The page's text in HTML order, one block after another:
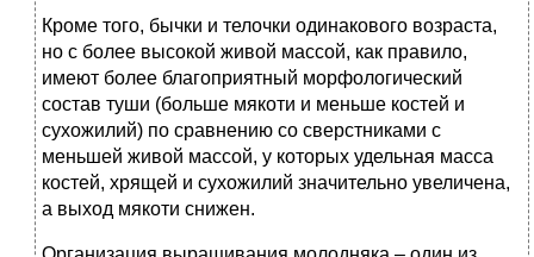
Кроме того, бычки и телочки одинакового возраста,
но с более высокой живой массой, как правило,
имеют более благоприятный морфологический
состав туши (больше мякоти и меньше костей и
сухожилий) по сравнению со сверстниками с
меньшей живой массой, у которых удельная масса
костей, хрящей и сухожилий значительно увеличена,
а выход мякоти снижен.